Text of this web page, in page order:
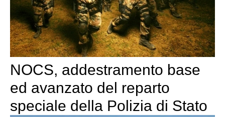
NOCS, addestramento base
ed avanzato del reparto
speciale della Polizia di Stato